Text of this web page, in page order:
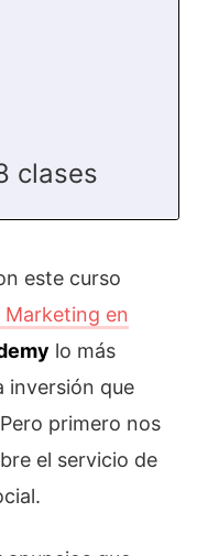
clases
este curso
Marketing en
lo más
inversión que
primero nos
el servicio de